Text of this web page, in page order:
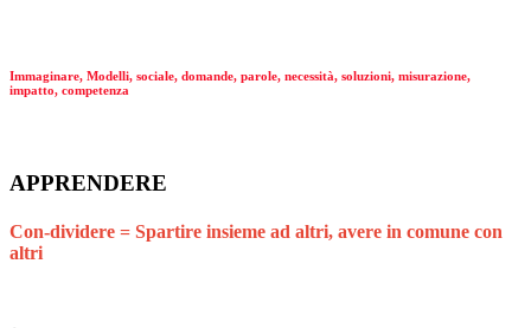
Immaginare, Modelli, sociale, domande, parole, necessità, soluzioni, misurazione,
impatto, competenza
APPRENDERE
Con-dividere = Spartire insieme ad altri, avere in comune con
altri